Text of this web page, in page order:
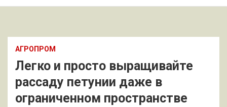
АГРОПРОМ
Легко и просто выращивайте
рассаду петунии даже в
ограниченном пространстве